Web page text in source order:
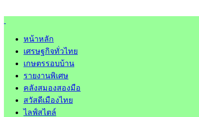
หน้าหลัก
เศรษฐกิจทั่วไทย
เกษตรรอบบ้าน
รายงานพิเศษ
คลังสมองสองมือ
สวัสดีเมืองไทย
ไลฟ์สไตล์